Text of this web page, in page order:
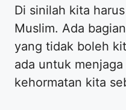
​Di sinilah kita
Muslim. Ada
yang tidak boleh
ada untuk
kehormatan kita